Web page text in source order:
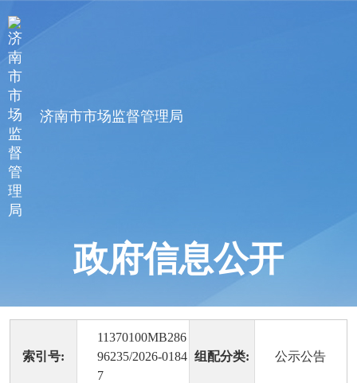
济南市市场监督管理局
政府信息公开
索引号:
11370100MB286
96235/2026-0184
7
组配分类: 公示公告